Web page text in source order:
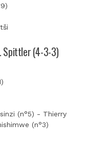
Spittler (4-3-3)
(n°5) - Thierry
(n°3)